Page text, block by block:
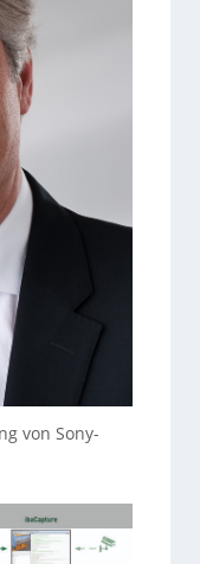
von Sony-